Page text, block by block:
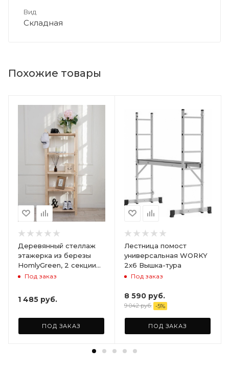
Вид
Складная
Похожие товары
Деревянный стеллаж
этажерка из березы
HomlyGreen, 2 секции
на 5 полок. Размер
Под заказ
1 485 руб.
ПОД ЗАКАЗ
Лестница помост
универсальная WORKY
2х6 Вышка-тура
Под заказ
8 590 руб.
9 042руб. -5%
ПОД ЗАКАЗ